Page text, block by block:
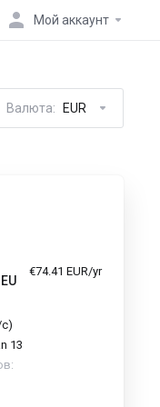
Мой аккаунт
Валюта: EUR
€74.41 EUR/yr
13